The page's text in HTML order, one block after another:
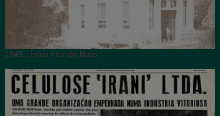
1945: Usina Flor do Mato